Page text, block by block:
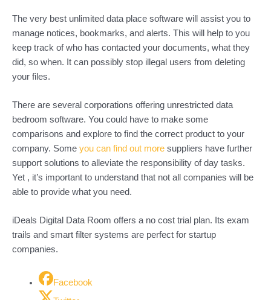
The very best unlimited data place software will assist you to
manage notices, bookmarks, and alerts. This will help to you
keep track of who has contacted your documents, what they
did, so when. It can possibly stop illegal users from deleting
your files.
There are several corporations offering unrestricted data
bedroom software. You could have to make some
comparisons and explore to find the correct product to your
company. Some you can find out more suppliers have further
support solutions to alleviate the responsibility of day tasks.
Yet , it’s important to understand that not all companies will be
able to provide what you need.
iDeals Digital Data Room offers a no cost trial plan. Its exam
trails and smart filter systems are perfect for startup
companies.
Facebook